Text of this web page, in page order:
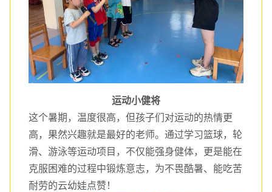
运动小健将
这个暑期，温度很高，但孩子们对运动的热情更
高，果然兴趣就是最好的老师。通过学习篮球，轮
滑、游泳等运动项目，不仅能强身健体，更是能在
克服困难的过程中锻炼意志，为不畏酷暑、能吃苦
耐劳的云幼娃点赞！